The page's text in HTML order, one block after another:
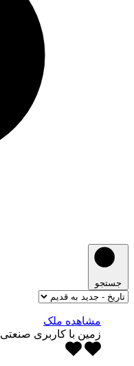
جستجو
مشاهده ملک
زمین با کاربری صنعتی